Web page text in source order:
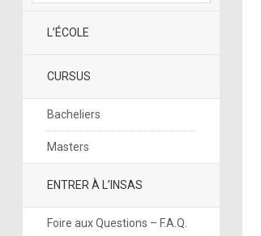
L’ÉCOLE
CURSUS
Bacheliers
Masters
ENTRER À L’INSAS
Foire aux Questions – F.A.Q.